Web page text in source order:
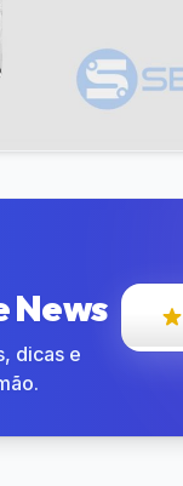
News
dicas e